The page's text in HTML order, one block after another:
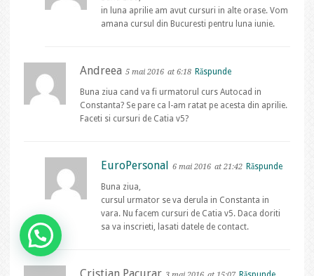
in luna aprilie am avut cursuri in alte orase. Vom
amana cursul din Bucuresti pentru luna iunie.
Andreea 5 mai 2016 at 6:18 Răspunde
Buna ziua cand va fi urmatorul curs Autocad in
Constanta? Se pare ca l-am ratat pe acesta din aprilie.
Faceti si cursuri de Catia v5?
EuroPersonal 6 mai 2016 at 21:42 Răspunde
Buna ziua,
cursul urmator se va derula in Constanta in
vara. Nu facem cursuri de Catia v5. Daca doriti
sa va inscrieti, lasati datele de contact.